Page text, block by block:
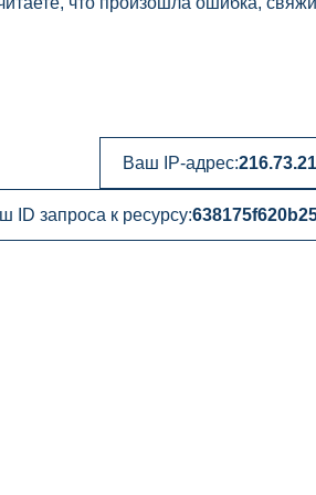
Ваш IP-адрес:
ID запроса к ресурсу: